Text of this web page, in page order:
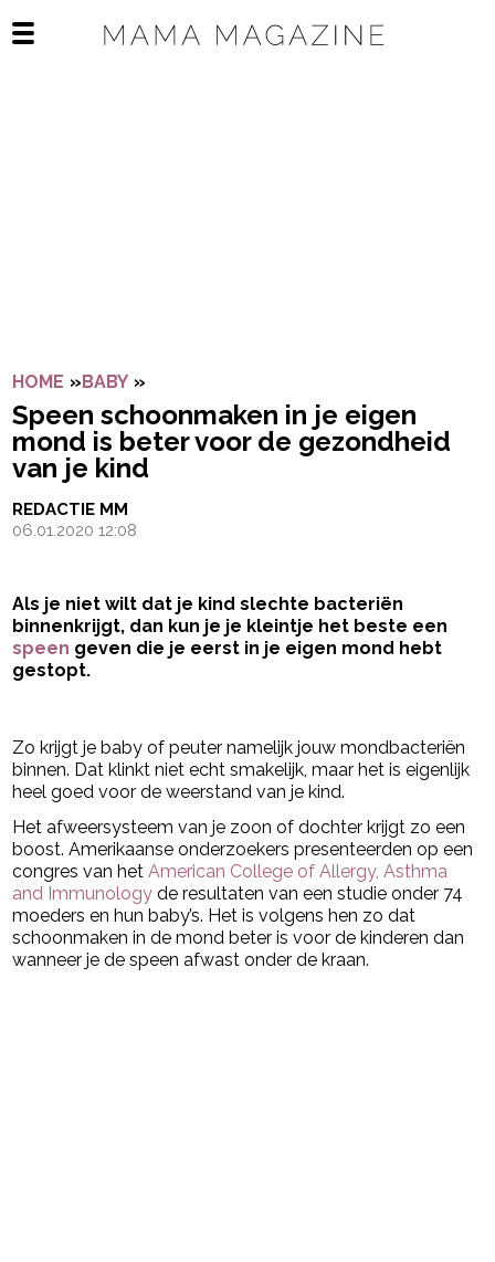
Open het mobiele menu
HOME »BABY »
Speen schoonmaken in je eigen
mond is beter voor de gezondheid
van je kind
REDACTIE MM
06.01.2020 12:08
Als je niet wilt dat je kind slechte bacteriën
binnenkrijgt, dan kun je je kleintje het beste een
speen geven die je eerst in je eigen mond hebt
gestopt.
Zo krijgt je baby of peuter namelijk jouw mondbacteriën
binnen. Dat klinkt niet echt smakelijk, maar het is eigenlijk
heel goed voor de weerstand van je kind.
Het afweersysteem van je zoon of dochter krijgt zo een
boost. Amerikaanse onderzoekers presenteerden op een
congres van hetAmerican College of Allergy, Asthma
and Immunologyde resultaten van een studie onder 74
moeders en hun baby’s. Het is volgens hen zo dat
schoonmaken in de mond beter is voor de kinderen dan
wanneer je de speen afwast onder de kraan.